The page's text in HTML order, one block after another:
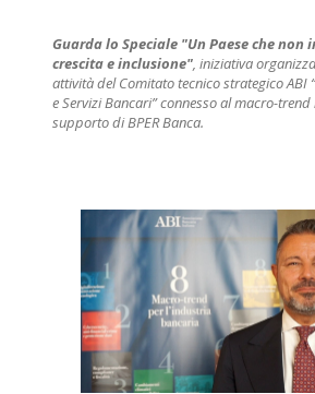
Guarda lo Speciale "Un Paese che non
crescita e inclusione", iniziativa
attività del Comitato tecnico strategico ABI
e Servizi Bancari” connesso al macro-
supporto di BPER Banca.